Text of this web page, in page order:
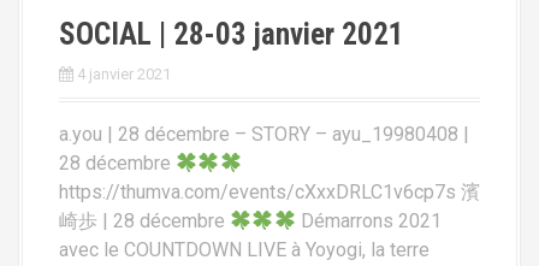
SOCIAL | 28-03 janvier 2021
4 janvier 2021
a.you | 28 décembre – STORY – ayu_19980408 |
28 décembre
https://thumva.com/events/cXxxDRLC1v6cp7s 濱
崎歩 | 28 décembre
Démarrons 2021
avec le COUNTDOWN LIVE à Yoyogi, la terre